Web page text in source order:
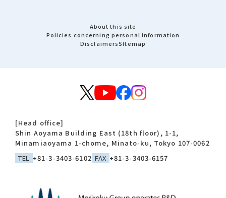
[Head office]
Shin Aoyama Building East (18th floor), 1-1,
Minamiaoyama 1-chome, Minato-ku, Tokyo 107-0062
TEL +81-3-3403-6102 FAX +81-3-3403-6157
About this site
Policies concerning personal information
DisclaimersSitemap